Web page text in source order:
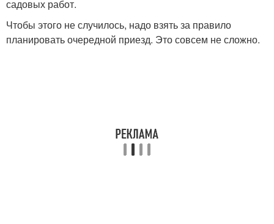
садовых работ.
Чтобы этого не случилось, надо взять за правило
планировать очередной приезд. Это совсем не сложно.